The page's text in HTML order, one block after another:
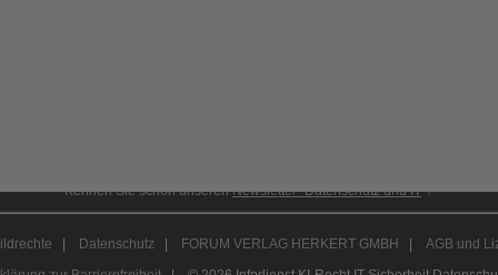
Kennen Sie schon unserenNewsletter "Datenschutz und IT"?
Datenschutz FORUM VERLAG HERKERT GMBH
AGB und